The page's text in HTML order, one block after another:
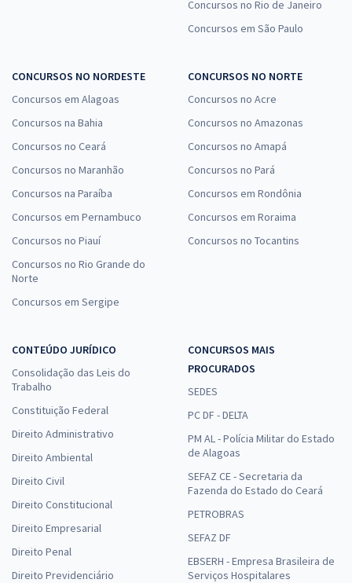
Concursos no Rio de Janeiro
Concursos em São Paulo
CONCURSOS NO NORDESTE
Concursos em Alagoas
Concursos na Bahia
Concursos no Ceará
Concursos no Maranhão
Concursos na Paraíba
Concursos em Pernambuco
Concursos no Piauí
Concursos no Rio Grande do
Norte
Concursos em Sergipe
CONCURSOS NO NORTE
Concursos no Acre
Concursos no Amazonas
Concursos no Amapá
Concursos no Pará
Concursos em Rondônia
Concursos em Roraima
Concursos no Tocantins
CONTEÚDO JURÍDICO
Consolidação das Leis do
Trabalho
Constituição Federal
Direito Administrativo
Direito Ambiental
Direito Civil
Direito Constitucional
Direito Empresarial
Direito Penal
Direito Previdenciário
CONCURSOS MAIS
PROCURADOS
SEDES
PC DF - DELTA
PM AL - Polícia Militar do Estado
de Alagoas
SEFAZ CE - Secretaria da
Fazenda do Estado do Ceará
PETROBRAS
SEFAZ DF
EBSERH - Empresa Brasileira de
Serviços Hospitalares